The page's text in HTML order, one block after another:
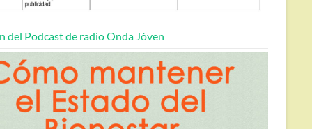
del Podcast de radio Onda Jóven